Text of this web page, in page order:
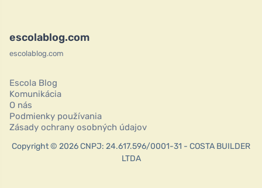
escolablog.com
escolablog.com
Escola Blog
Komunikácia
O nás
Podmienky používania
Zásady ochrany osobných údajov
Copyright © 2026 CNPJ: 24.617.596/0001-31 - COSTA BUILDER
LTDA